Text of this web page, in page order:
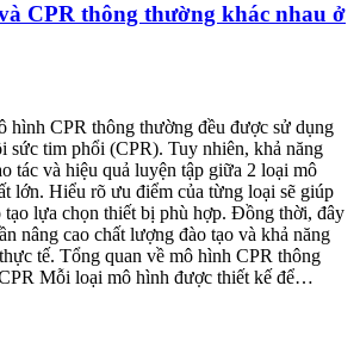
CPR thông thường khác nhau ở
hình CPR thông thường đều được sử dụng
sức tim phổi (CPR). Tuy nhiên, khả năng
tác và hiệu quả luyện tập giữa 2 loại mô
lớn. Hiểu rõ ưu điểm của từng loại sẽ giúp
tạo lựa chọn thiết bị phù hợp. Đồng thời, đây
nâng cao chất lượng đào tạo và khả năng
tế. Tổng quan về mô hình CPR thông
Mỗi loại mô hình được thiết kế để…